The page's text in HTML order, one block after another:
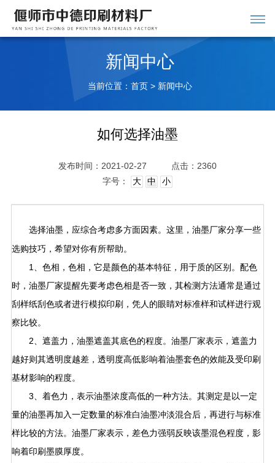
新闻中心
当前位置：首页 > 新闻中心
如何选择油墨
发布时间：2021-02-27
点击：2360
字号：
大 中 小
选择油墨，应综合考虑多方面因素。这里， 油墨厂家分享一些
选购技巧，希望对你有所帮助。
1、色相，色相，它是颜色的基本特征，用于质的区别。配色
时，油墨厂家提醒先要考虑色相是否一致，其检测方法通常是通过
刮样纸刮色或者进行模拟印刷，凭人的眼睛对标准样和试样进行观
察比较。
2、遮盖力，油墨遮盖其底色的程度。油墨厂家表示，遮盖力
越好则其透明度越差，透明度高低影响着油墨套色的效能及受印刷
基材影响的程度。
3、着色力，表示油墨浓度高低的一种方法。其测定是以一定
量的油墨再加入一定数量的标准白油墨冲淡混合后，再进行与标准
样比较的方法。油墨厂家表示，差色力强弱反映该墨混色程度，影
响着印刷墨膜厚度。